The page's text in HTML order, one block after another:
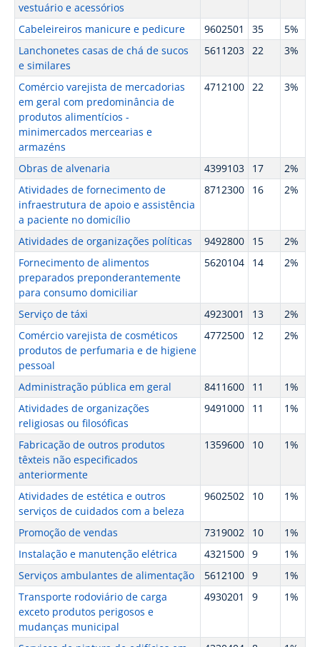
vestuário e acessórios
Cabeleireiros manicure e pedicure 9602501 35
5%
Lanchonetes casas de chá de sucos
e similares
5611203 22 3%
Comércio varejista de mercadorias
em geral com predominância de
produtos alimentícios -
minimercados mercearias e
armazéns
4712100 22 3%
Obras de alvenaria 4399103 17
2%
Atividades de fornecimento de
infraestrutura de apoio e assistência
a paciente no domicílio
8712300 16 2%
Atividades de organizações políticas 9492800 15
2%
Fornecimento de alimentos
preparados preponderantemente
para consumo domiciliar
5620104 14 2%
Serviço de táxi 4923001 13
2%
Comércio varejista de cosméticos
produtos de perfumaria e de higiene
pessoal
4772500 12 2%
Administração pública em geral 8411600 11
1%
Atividades de organizações
religiosas ou filosóficas
9491000 11 1%
Fabricação de outros produtos
têxteis não especificados
anteriormente
1359600 10 1%
Atividades de estética e outros
serviços de cuidados com a beleza
9602502 10 1%
Promoção de vendas 7319002 10
1%
Instalação e manutenção elétrica
4321500 9
1%
Serviços ambulantes de alimentação
5612100 9
1%
Transporte rodoviário de carga
exceto produtos perigosos e
mudanças municipal
4930201 9 1%